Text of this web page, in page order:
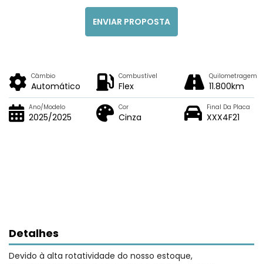
ENVIAR PROPOSTA
Câmbio
Automático
Combustível
Flex
Quilometragem
11.800km
Ano/Modelo
2025/2025
Cor
Cinza
Final Da Placa
XXX4F21
Detalhes
Devido à alta rotatividade do nosso estoque,